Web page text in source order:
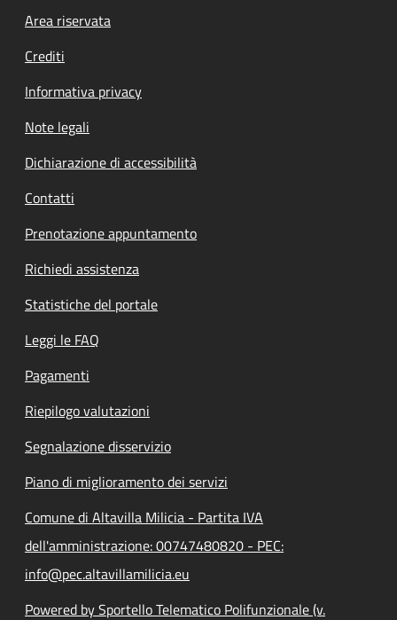
Footer menu
Area riservata
Crediti
Informativa privacy
Note legali
Dichiarazione di accessibilità
Contatti
Prenotazione appuntamento
Richiedi assistenza
Statistiche del portale
Leggi le FAQ
Pagamenti
Riepilogo valutazioni
Segnalazione disservizio
Piano di miglioramento dei servizi
Comune di Altavilla Milicia - Partita IVA
dell'amministrazione: 00747480820 - PEC:
info@pec.altavillamilicia.eu
Powered by Sportello Telematico Polifunzionale (v.